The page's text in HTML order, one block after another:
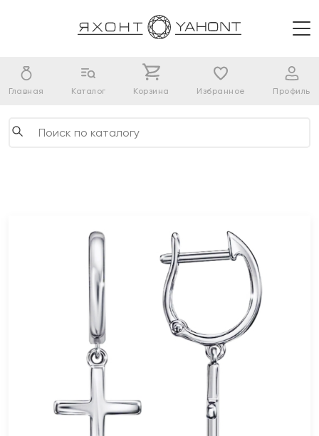
Главная Каталог Корзина Избранное Профиль